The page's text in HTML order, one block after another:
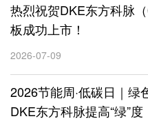
热烈祝贺DKE东方科脉
板成功上市！
2026-07-09
2026节能周·低碳日｜绿
DKE东方科脉提高“绿”度